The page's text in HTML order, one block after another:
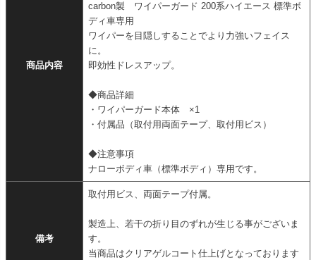
商品内容
carbon製 ワイパーガード 200系ハイエース 標準ボ
ディ車専用
ワイパーを目隠しすることでより力強いフェイス
に。
即効性ドレスアップ。
◆商品詳細
・ワイパーガード本体 ×1
・付属品（取付用両面テープ、取付用ビス）
◆注意事項
ナローボディ車（標準ボディ）専用です。
備考
取付用ビス、両面テープ付属。
製造上、若干の折り目のずれが生じる事がございま
す。
当商品はクリアゲルコート仕上げとなっております